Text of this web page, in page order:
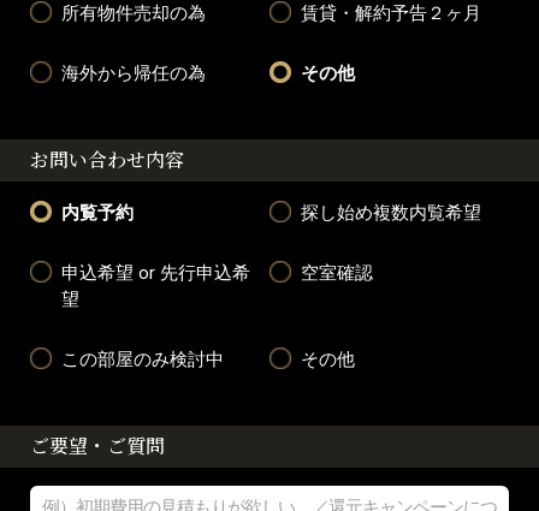
所有物件売却の為 賃貸・解約予告２ヶ月
海外から帰任の為 その他
お問い合わせ内容
内覧予約 探し始め複数内覧希望
申込希望 or 先行申込希
望
空室確認
この部屋のみ検討中 その他
ご要望・ご質問